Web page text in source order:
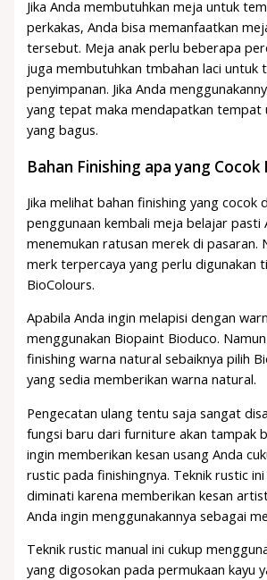
Jika Anda membutuhkan meja untuk
perkakas, Anda bisa memanfaatkan
tersebut. Meja anak perlu beberapa
juga membutuhkan tmbahan laci untuk
penyimpanan. Jika Anda
yang tepat maka mendapatkan tempat
yang bagus.
Bahan Finishing apa yang Cocok
Jika melihat bahan finishing yang cocok
penggunaan kembali meja belajar pasti
menemukan ratusan merek di pasaran.
merk terpercaya yang perlu digunakan
BioColours.
Apabila Anda ingin melapisi dengan
menggunakan Biopaint Bioduco.
finishing warna natural sebaiknya pilih
yang sedia memberikan warna natural.
Pengecatan ulang tentu saja sangat
fungsi baru dari furniture akan tampak
ingin memberikan kesan usang Anda
rustic pada finishingnya. Teknik rustic
diminati karena memberikan kesan
Anda ingin menggunakannya sebagai
Teknik rustic manual ini cukup
yang digosokan pada permukaan kayu